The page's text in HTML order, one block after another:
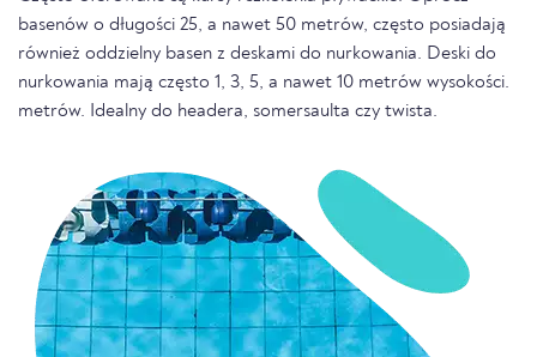
basenów o długości 25, a nawet 50 metrów, często posiadają
również oddzielny basen z deskami do nurkowania. Deski do
nurkowania mają często 1, 3, 5, a nawet 10 metrów wysokości.
metrów. Idealny do headera, somersaulta czy twista.